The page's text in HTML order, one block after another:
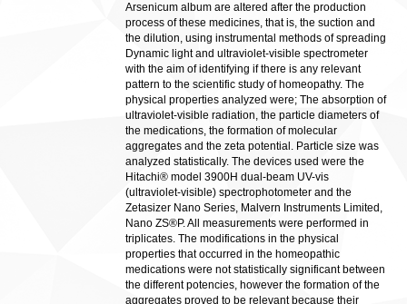
Arsenicum album are altered after the production
process of these medicines, that is, the suction and
the dilution, using instrumental methods of spreading
Dynamic light and ultraviolet-visible spectrometer
with the aim of identifying if there is any relevant
pattern to the scientific study of homeopathy. The
physical properties analyzed were; The absorption of
ultraviolet-visible radiation, the particle diameters of
the medications, the formation of molecular
aggregates and the zeta potential. Particle size was
analyzed statistically. The devices used were the
Hitachi® model 3900H dual-beam UV-vis
(ultraviolet-visible) spectrophotometer and the
Zetasizer Nano Series, Malvern Instruments Limited,
Nano ZS®P. All measurements were performed in
triplicates. The modifications in the physical
properties that occurred in the homeopathic
medications were not statistically significant between
the different potencies, however the formation of the
aggregates proved to be relevant because their